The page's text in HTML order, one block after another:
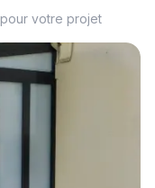
votre projet